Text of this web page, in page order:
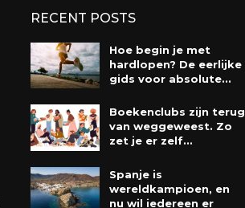
RECENT POSTS
Hoe begin je met
hardlopen? De eerlijke
gids voor absolute...
Boekenclubs zijn terug
van weggeweest. Zo
zet je er zelf...
Spanje is
wereldkampioen, en
nu wil iedereen er